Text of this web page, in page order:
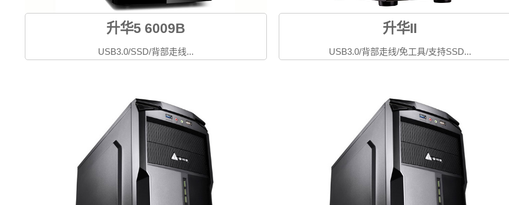
升华5 6009B
USB3.0/SSD/背部走线...
升华II
USB3.0/背部走线/免工具/支持SSD...